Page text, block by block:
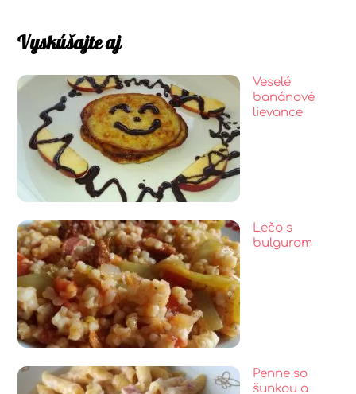
Vyskúšajte aj
Veselé
banánové
lievance
Lečo s
bulgurom
Penne so
šunkou a